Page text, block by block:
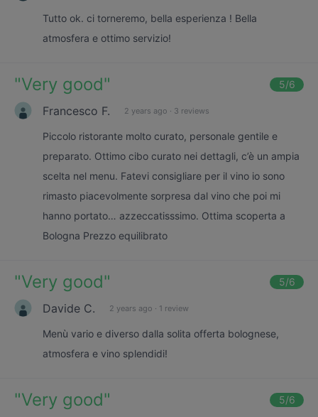
Tutto ok. ci torneremo, bella esperienza ! Bella
atmosfera e ottimo servizio!
"Very good" 5/6
Francesco F. 2 years ago · 3 reviews
Piccolo ristorante molto curato, personale gentile e
preparato. Ottimo cibo curato nei dettagli, c’è un ampia
scelta nel menu. Fatevi consigliare per il vino io sono
rimasto piacevolmente sorpresa dal vino che poi mi
hanno portato… azzeccatisssimo. Ottima scoperta a
Bologna Prezzo equilibrato
"Very good" 5/6
Davide C. 2 years ago · 1 review
Menù vario e diverso dalla solita offerta bolognese,
atmosfera e vino splendidi!
"Very good" 5/6